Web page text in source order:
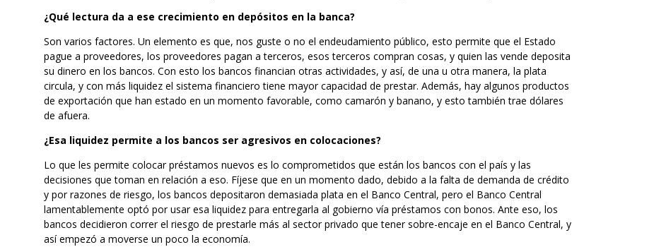
¿Qué lectura da a ese crecimiento en depósitos en la banca?
Son varios factores. Un elemento es que, nos guste o no el endeudamiento público, esto permite que el Estado
pague a proveedores, los proveedores pagan a terceros, esos terceros compran cosas, y quien las vende deposita
su dinero en los bancos. Con esto los bancos financian otras actividades, y así, de una u otra manera, la plata
circula, y con más liquidez el sistema financiero tiene mayor capacidad de prestar. Además, hay algunos productos
de exportación que han estado en un momento favorable, como camarón y banano, y esto también trae dólares
de afuera.
¿Esa liquidez permite a los bancos ser agresivos en colocaciones?
Lo que les permite colocar préstamos nuevos es lo comprometidos que están los bancos con el país y las
decisiones que toman en relación a eso. Fíjese que en un momento dado, debido a la falta de demanda de crédito
y por razones de riesgo, los bancos depositaron demasiada plata en el Banco Central, pero el Banco Central
lamentablemente optó por usar esa liquidez para entregarla al gobierno vía préstamos con bonos. Ante eso, los
bancos decidieron correr el riesgo de prestarle más al sector privado que tener sobre-encaje en el Banco Central, y
así empezó a moverse un poco la economía.